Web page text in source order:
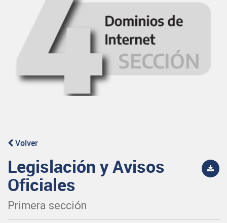
Volver
Legislación y Avisos
Oficiales
Primera sección